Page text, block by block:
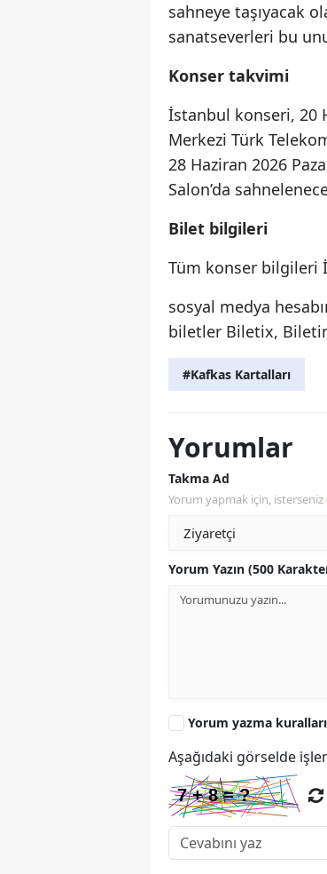
sahneye taşıyacak
sanatseverleri bu
Konser takvimi
İstanbul konseri, 20
Merkezi Türk
28 Haziran 2026
Salon’da
Bilet bilgileri
Tüm konser bilgileri
sosyal medya
biletler Biletix,
#Kafkas Kartalları
Yorumlar
Takma Ad
Yorum yapmak için, isterseniz
Yorum Yazın (500
Yorum yazma
Aşağıdaki görselde